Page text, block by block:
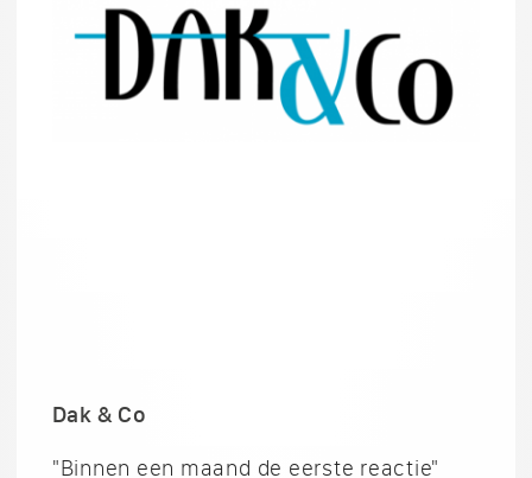
Dak & Co
"Binnen een maand de eerste reactie"